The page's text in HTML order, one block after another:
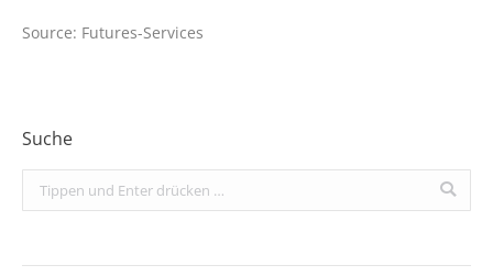
Source: Futures-Services
Suche
Search: